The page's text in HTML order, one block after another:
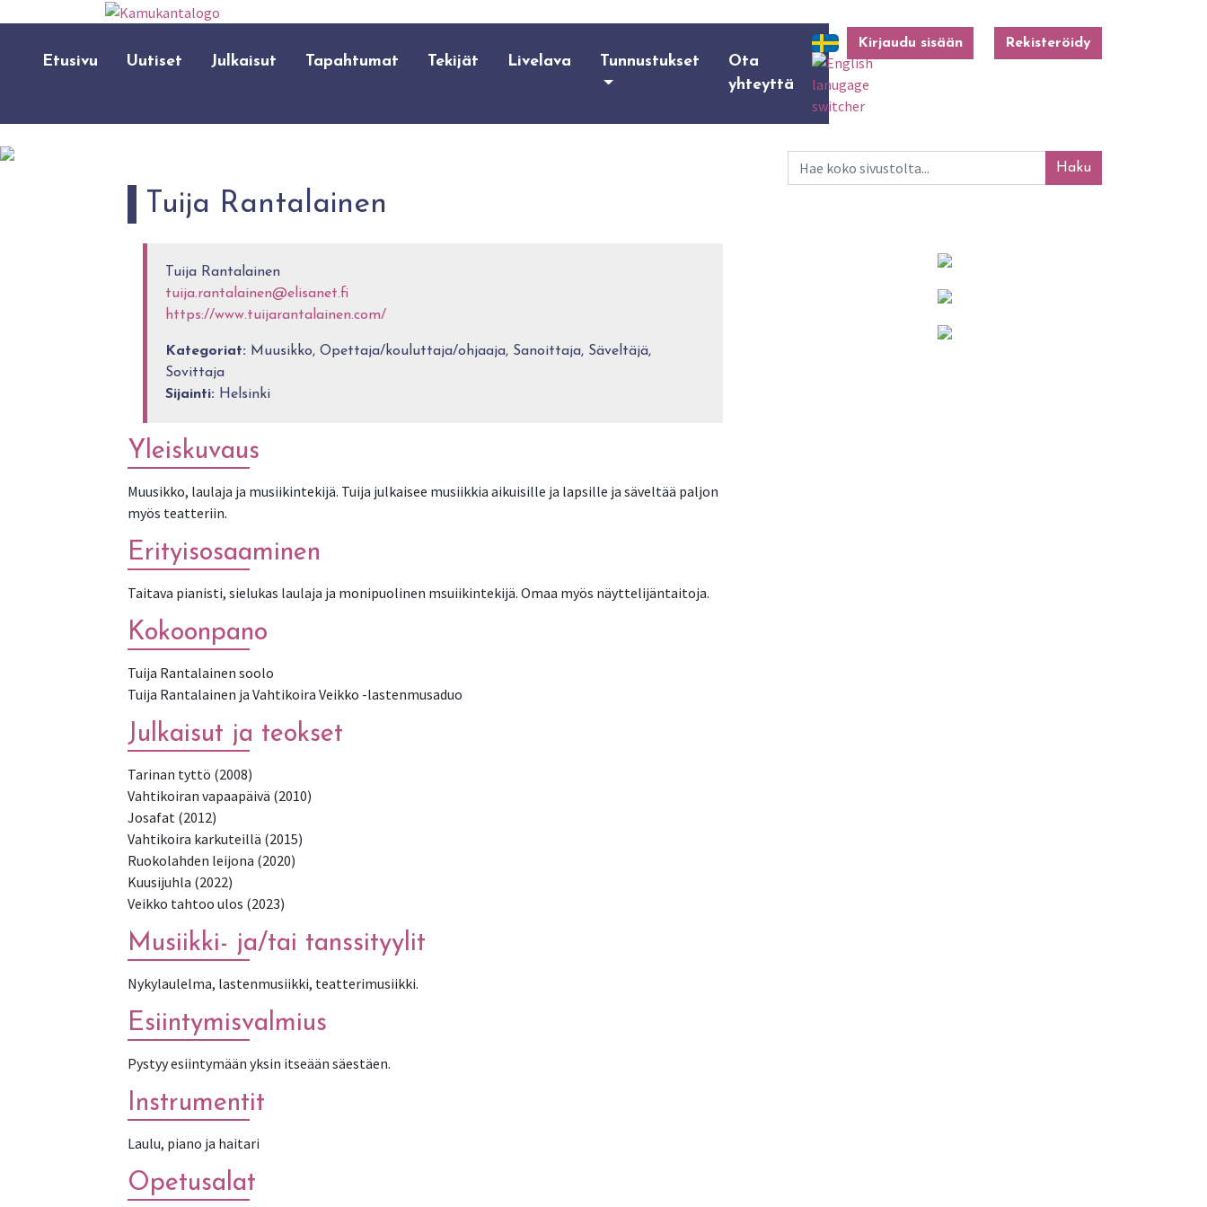
Kirjaudu sisään Rekisteröidy
Etusivu Uutiset Julkaisut Tapahtumat Tekijät Livelava Tunnustukset
Ota
yhteyttä
Tuija Rantalainen
Tuija Rantalainen
tuija.rantalainen@elisanet.fi
https://www.tuijarantalainen.com/
Kategoriat: Muusikko, Opettaja/kouluttaja/ohjaaja, Sanoittaja, Säveltäjä,
Sovittaja
Sijainti: Helsinki
Yleiskuvaus
Muusikko, laulaja ja musiikintekijä. Tuija julkaisee musiikkia aikuisille ja lapsille ja säveltää paljon
myös teatteriin.
Erityisosaaminen
Taitava pianisti, sielukas laulaja ja monipuolinen msuiikintekijä. Omaa myös näyttelijäntaitoja.
Kokoonpano
Tuija Rantalainen soolo
Tuija Rantalainen ja Vahtikoira Veikko -lastenmusaduo
Julkaisut ja teokset
Tarinan tyttö (2008)
Vahtikoiran vapaapäivä (2010)
Josafat (2012)
Vahtikoira karkuteillä (2015)
Ruokolahden leijona (2020)
Kuusijuhla (2022)
Veikko tahtoo ulos (2023)
Musiikki- ja/tai tanssityylit
Nykylaulelma, lastenmusiikki, teatterimusiikki.
Esiintymisvalmius
Pystyy esiintymään yksin itseään säestäen.
Instrumentit
Laulu, piano ja haitari
Opetusalat
Haku